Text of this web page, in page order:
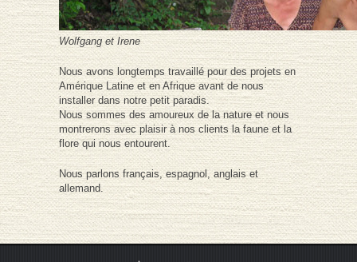
Wolfgang et Irene
Nous avons longtemps travaillé pour des projets en
Amérique Latine et en Afrique avant de nous
installer dans notre petit paradis.
Nous sommes des amoureux de la nature et nous
montrerons avec plaisir à nos clients la faune et la
flore qui nous entourent.
Nous parlons français, espagnol, anglais et
allemand.